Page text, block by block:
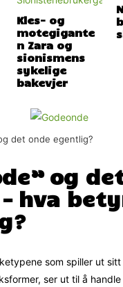
Kles- og
motegigante
n Zara og
sionismens
sykelige
bakevjer
det onde egentlig?
og
– hva
som spiller ut sitt
ser ut til å handle